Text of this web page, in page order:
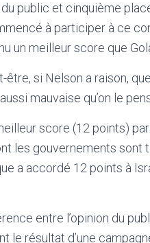
public et cinquième
à participer à ce
un meilleur score que
être, si Nelson a raison,
mauvaise qu’on le
score (12 points)
les gouvernements sont
a accordé 12 points à
entre l’opinion du
le résultat d’une